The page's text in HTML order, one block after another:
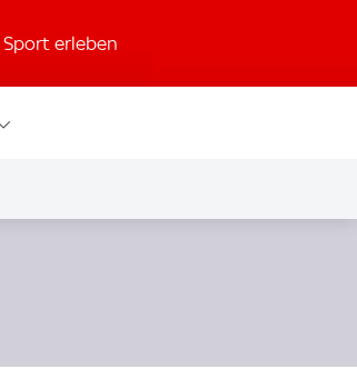
Sport erleben